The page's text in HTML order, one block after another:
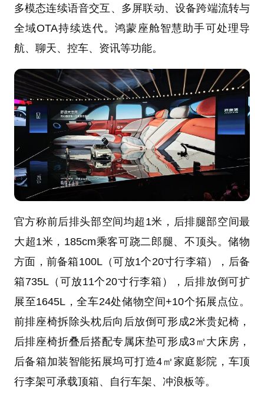
多模态连续语音交互、多屏联动、设备跨端流转与
全域OTA持续迭代。鸿蒙座舱智慧助手可处理导
航、聊天、控车、资讯等功能。
官方称前后排头部空间均超1米，后排腿部空间最
大超1米，185cm乘客可跷二郎腿、不顶头。储物
方面，前备箱100L（可放1个20寸行李箱），后备
箱735L（可放11个20寸行李箱），后排放倒可扩
展至1645L，全车24处储物空间+10个拓展点位。
前排座椅拆除头枕后向后放倒可形成2米贵妃椅，
后排座椅折叠后搭配专属床垫可形成3㎡大床房，
后备箱加装智能拓展坞可打造4㎡家庭影院，车顶
行李架可承载顶箱、自行车架、冲浪板等。